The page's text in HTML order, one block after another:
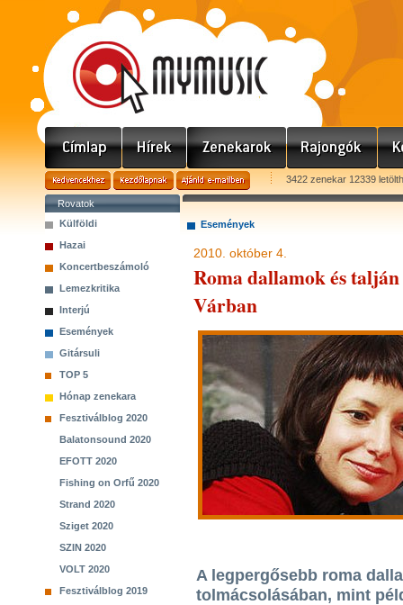
3422 zenekar 12339
Rovatok
Külföldi
Hazai
Koncertbeszámoló
Lemezkritika
Interjú
Események
Gitársuli
TOP 5
Hónap zenekara
Fesztiválblog 2020
Balatonsound 2020
EFOTT 2020
Fishing on Orfű 2020
Strand 2020
Sziget 2020
SZIN 2020
VOLT 2020
Fesztiválblog 2019
Események
2010. október 4.
Roma dallamok és
Várban
A legpergősebb roma
tolmácsolásában, mint